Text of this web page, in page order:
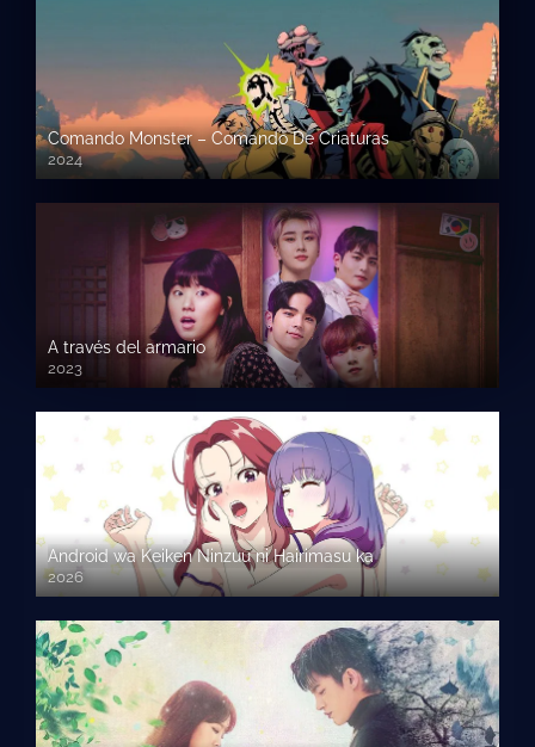
Comando Monster – Comando De Criaturas
2024
A través del armario
2023
Android wa Keiken Ninzuu ni Hairimasu ka
2026